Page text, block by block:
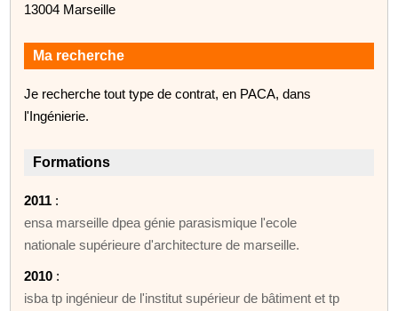
13004 Marseille
Ma recherche
Je recherche tout type de contrat, en PACA, dans
l'Ingénierie.
Formations
2011 :
ensa marseille dpea génie parasismique l'ecole
nationale supérieure d'architecture de marseille.
2010 :
isba tp ingénieur de l'institut supérieur de bâtiment et tp